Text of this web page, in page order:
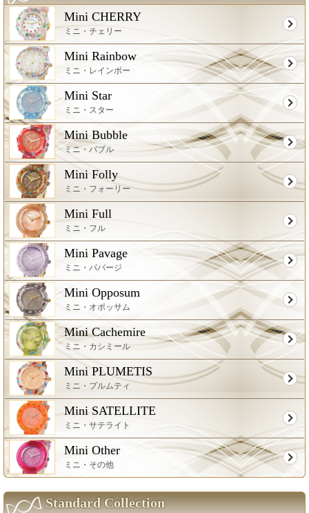
Mini CHERRY
ミニ・チェリー
Mini Rainbow
ミニ・レインボー
Mini Star
ミニ・スター
Mini Bubble
ミニ・バブル
Mini Folly
ミニ・フォーリー
Mini Full
ミニ・フル
Mini Pavage
ミニ・パバージ
Mini Opposum
ミニ・オポッサム
Mini Cachemire
ミニ・カシミール
Mini PLUMETIS
ミニ・プルムティ
Mini SATELLITE
ミニ・サテライト
Mini Other
ミニ・その他
Standard Collection